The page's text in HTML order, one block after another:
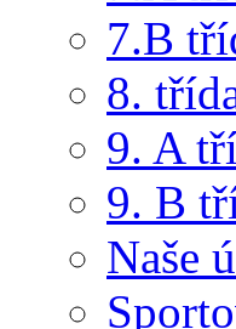
7.B
8.
9. A
9. B
Naše